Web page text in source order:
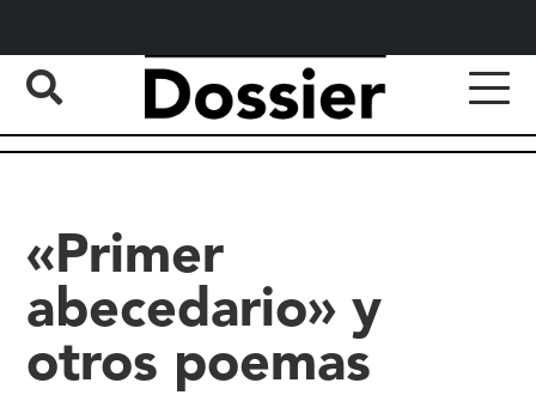
«Primer
abecedario» y
otros poemas